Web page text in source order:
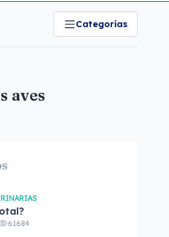
Categorías
aves
61684